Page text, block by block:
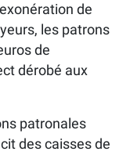
de
les patrons
de
dérobé aux
patronales
des caisses de